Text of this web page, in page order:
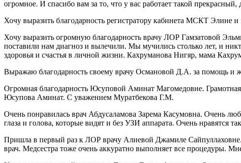
огромное. И спасибо вам за то, что у вас работает такой
Хочу выразить благодарность регистратору кабинета МСКТ
Хочу выразить огромную благодарность врачу ЛОР Гамзатовой
поставили нам диагноз и вылечили. Мы мучились столько лет, и
здоровья и счастья в личной жизни. Кахруманова Нигяр, мама
Выражаю благодарность своему врачу Османовой Д.А. за помощь
Огромная благодарность Юсуповой Аминат Магомедовне.
Юсупова Аминат. С уважением Муратбекова Г.М.
Очень понравилась врач Абдусаламова Зарема Касумовна. Очень
глаза и голова, которые видят и без УЗИ аппарата. Очень
Пришла в первый раз к ЛОР врачу Алиевой Джамиле Сайпуллаховне.
врач. Медсестра тоже очень аккуратно выполняет все процедуры.